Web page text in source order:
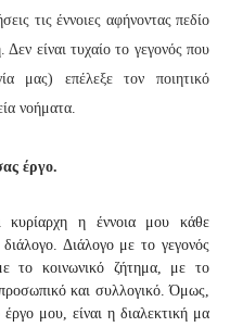
τις έννοιες αφήνοντας πεδίο
είναι τυχαίο το γεγονός που
μας) επέλεξε τον ποιητικό
νοήματα.
έργο.
κυρίαρχη η έννοια μου κάθε
Διάλογο με το γεγονός
το κοινωνικό ζήτημα, με το
και συλλογικό. Όμως,
μου, είναι η διαλεκτική μα